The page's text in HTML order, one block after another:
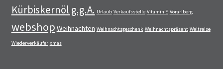
Kürbiskernöl g.g.A. Urlaub Verkaufsstelle Vitamin E Vorarlberg
webshop Weihnachten Weihnachtsgeschenk Weihnachtspräsent Weltreise
Wiederverkäufer xmas